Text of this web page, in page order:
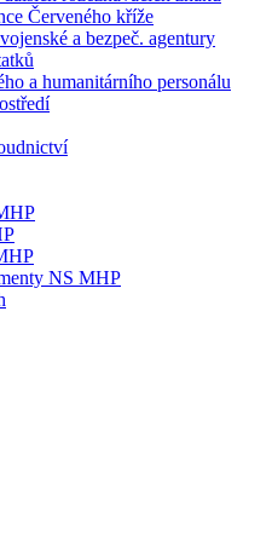
Červeného kříže
a bezpeč. agentury
a humanitárního personálu
NS MHP